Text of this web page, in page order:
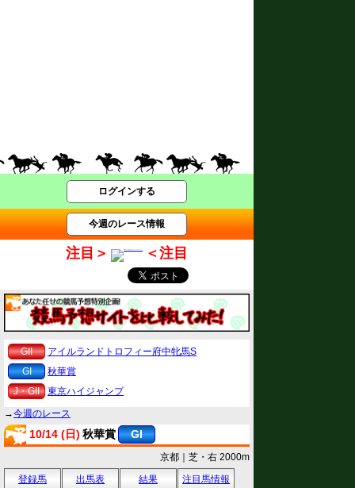
ログインする
今週のレース情報
注目＞ ＜注目
GII
アイルランドトロフィー府中牝馬S
GI
秋華賞
J・GII
東京ハイジャンプ
→今週のレース
10/14 (日) 秋華賞 GI
京都｜芝・右 2000m
登録馬
出馬表 結果 注目馬情報